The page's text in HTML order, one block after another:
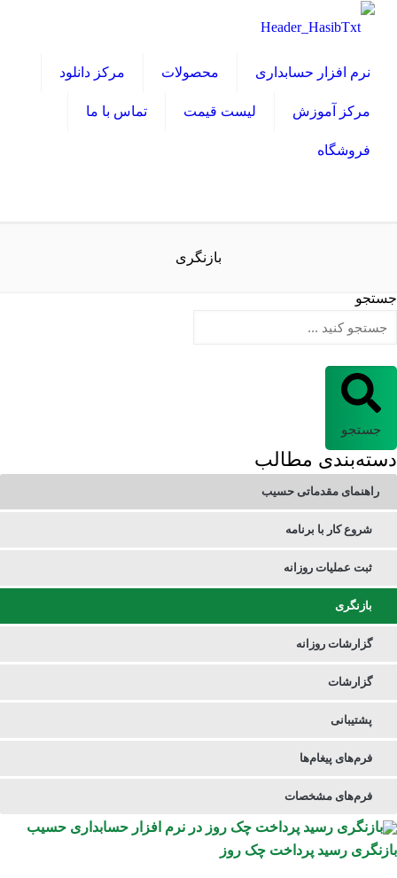
نرم افزار حسابداری محصولات مرکز دانلود
مرکز آموزش لیست قیمت تماس با ما
فروشگاه
بازنگری
جستجو
جستجو
دسته‌بندی مطالب
راهنمای مقدماتی حسیب
شروع کار با برنامه
ثبت عملیات روزانه
بازنگری
گزارشات روزانه
گزارشات
پشتیبانی
فرم‌های پیغام‌ها
فرم‌های مشخصات
بازنگری رسید پرداخت چک روز